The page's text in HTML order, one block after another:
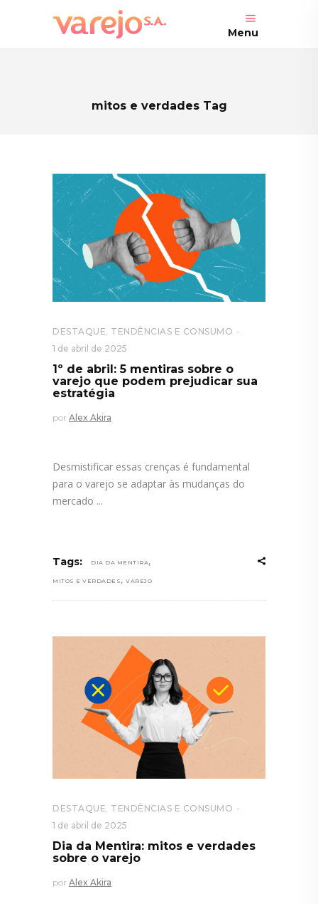
Menu
mitos e verdades Tag
DESTAQUE, TENDÊNCIAS E CONSUMO
1 de abril de 2025
1º de abril: 5 mentiras sobre o
varejo que podem prejudicar sua
estratégia
por Alex Akira
Desmistificar essas crenças é fundamental
para o varejo se adaptar às mudanças do
mercado
Tags: DIA DA MENTIRA,
MITOS E VERDADES , VAREJO
DESTAQUE, TENDÊNCIAS E CONSUMO
1 de abril de 2025
Dia da Mentira: mitos e verdades
sobre o varejo
por Alex Akira